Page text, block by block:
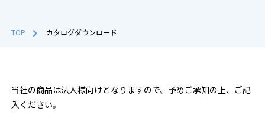
TOP カタログダウンロード
当社の商品は法人様向けとなりますので、予めご承知の上、ご記
入ください。